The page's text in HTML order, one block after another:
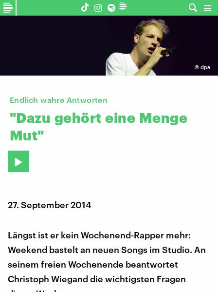
© dpa
Endlich wahre Antworten
"Dazu gehört eine Menge
Mut"
27. September 2014
Längst ist er kein Wochenend-Rapper mehr:
Weekend bastelt an neuen Songs im Studio. An
seinem freien Wochenende beantwortet
Christoph Wiegand die wichtigsten Fragen